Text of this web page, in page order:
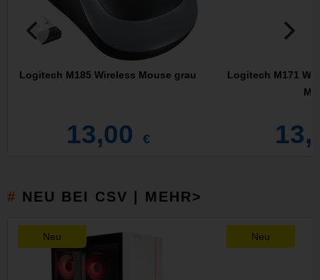
Logitech M185 Wireless Mouse grau
13,00 €
Logitech M171
NEU BEI CSV | MEHR>
Neu Neu